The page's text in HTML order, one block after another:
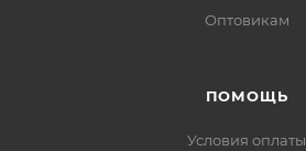
Оптовикам
ПОМОЩЬ
Условия оплаты